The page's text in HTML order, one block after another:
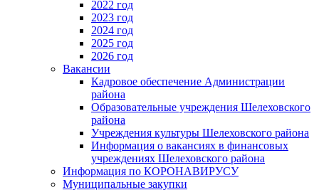
2022 год
2023 год
2024 год
2025 год
2026 год
Вакансии
Кадровое обеспечение Администрации
района
Образовательные учреждения Шелеховского
района
Учреждения культуры Шелеховского района
Информация о вакансиях в финансовых
учреждениях Шелеховского района
Информация по КОРОНАВИРУСУ
Муниципальные закупки